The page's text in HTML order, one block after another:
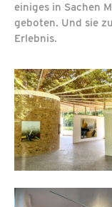
einiges in Sachen
geboten. Und sie
Erlebnis.